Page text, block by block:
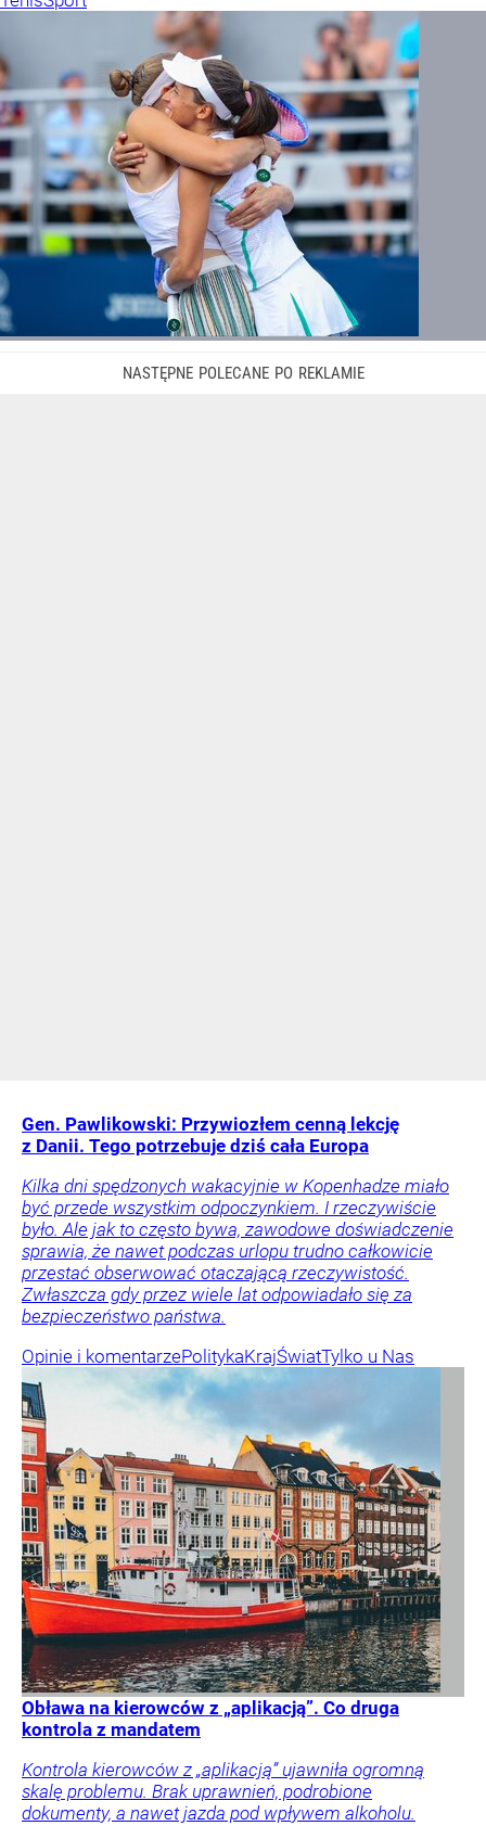
Gen. Pawlikowski: Przywiozłem cenną lekcję
z Danii. Tego potrzebuje dziś cała Europa
Kilka dni spędzonych wakacyjnie w Kopenhadze miało
być przede wszystkim odpoczynkiem. I rzeczywiście
było. Ale jak to często bywa, zawodowe doświadczenie
sprawia, że nawet podczas urlopu trudno całkowicie
przestać obserwować otaczającą rzeczywistość.
Zwłaszcza gdy przez wiele lat odpowiadało się za
bezpieczeństwo państwa.
Opinie i komentarzePolitykaKrajŚwiatTylko u Nas
Obława na kierowców z „aplikacją”. Co druga
kontrola z mandatem
Kontrola kierowców z „aplikacją” ujawniła ogromną
skalę problemu. Brak uprawnień, podrobione
dokumenty, a nawet jazda pod wpływem alkoholu.